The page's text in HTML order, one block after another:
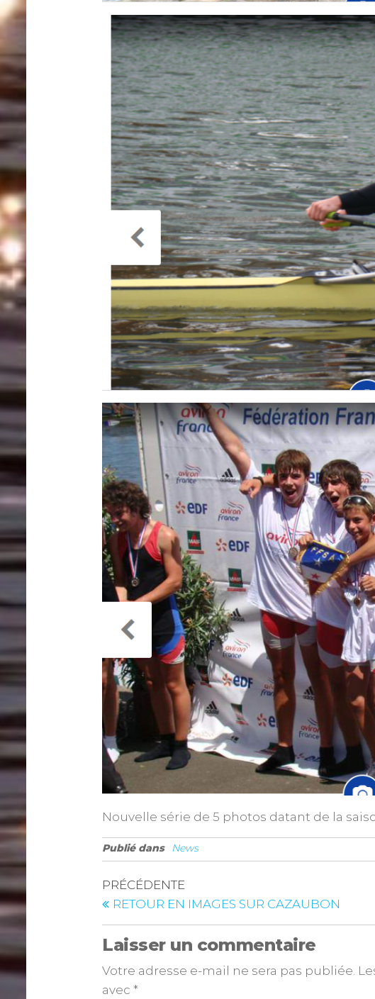
Nouvelle série de 5 photos datant de la
Publié dans News
PRÉCÉDENTE
RETOUR EN IMAGES SUR CAZAUBON
Laisser un commentaire
Votre adresse e-mail ne sera pas publiée.
avec*